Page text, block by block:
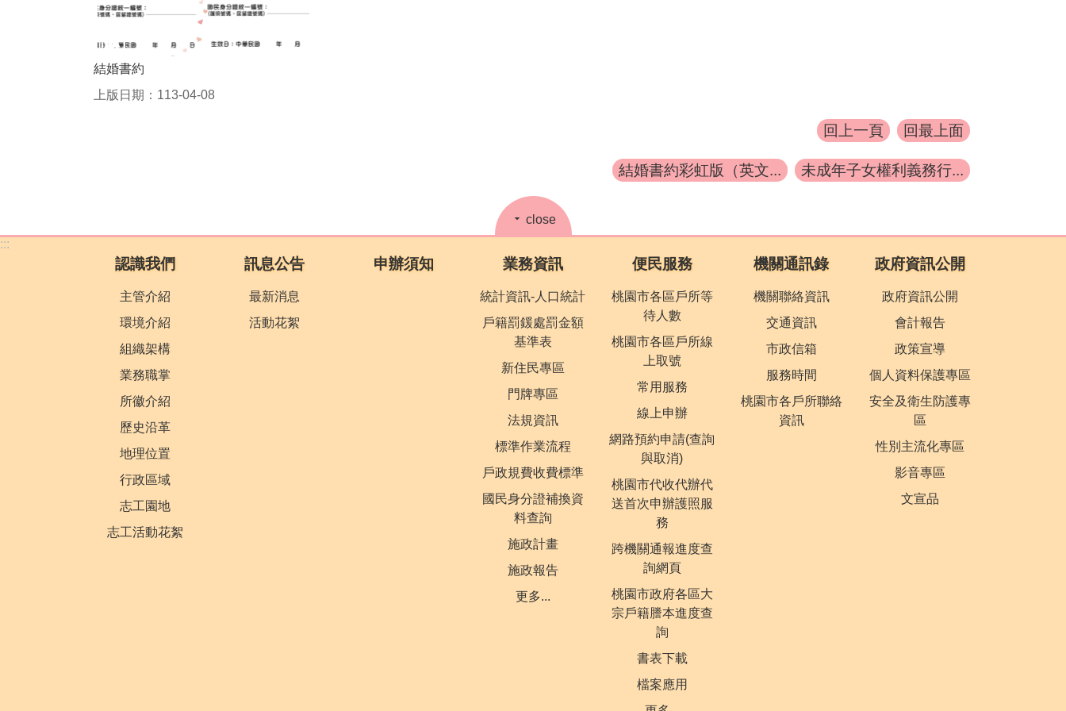
結婚書約
上版日期：113-04-08
回上一頁 回最上面
結婚書約彩虹版（英文... 未成年子女權利義務行...
close
:::
認識我們
主管介紹
環境介紹
組織架構
業務職掌
所徽介紹
歷史沿革
地理位置
行政區域
志工園地
志工活動花絮
訊息公告
最新消息
活動花絮
申辦須知 業務資訊
統計資訊-人口統計
戶籍罰鍰處罰金額
基準表
新住民專區
門牌專區
法規資訊
標準作業流程
戶政規費收費標準
國民身分證補換資
料查詢
施政計畫
施政報告
更多...
便民服務
桃園市各區戶所等
待人數
桃園市各區戶所線
上取號
常用服務
線上申辦
網路預約申請(查詢
與取消)
桃園市代收代辦代
送首次申辦護照服
務
跨機關通報進度查
詢網頁
桃園市政府各區大
宗戶籍謄本進度查
詢
書表下載
檔案應用
機關通訊錄
機關聯絡資訊
交通資訊
市政信箱
服務時間
桃園市各戶所聯絡
資訊
政府資訊公開
政府資訊公開
會計報告
政策宣導
個人資料保護專區
安全及衛生防護專
區
性別主流化專區
影音專區
文宣品